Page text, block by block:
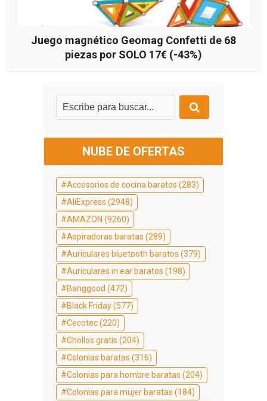
Juego magnético Geomag Confetti de 68
piezas por SOLO 17€ (-43%)
NUBE DE OFERTAS
Accesorios de cocina baratos (283)
AliExpress (2948)
AMAZON (9260)
Aspiradoras baratas (289)
Auriculares bluetooth baratos (379)
Auriculares in ear baratos (198)
Banggood (472)
Black Friday(577)
Cecotec(220)
Chollos gratis (204)
Colonias baratas (316)
Colonias para hombre baratas (204)
Colonias para mujer baratas (184)